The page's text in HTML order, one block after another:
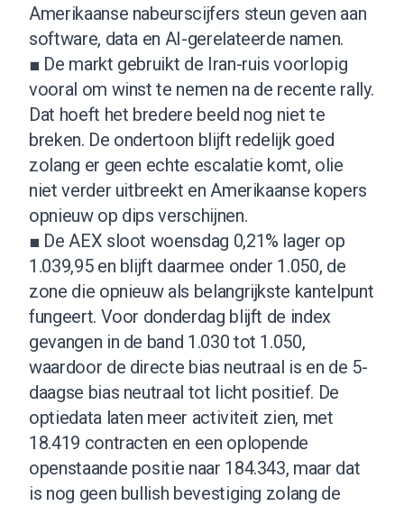
Amerikaanse nabeurscijfers steun geven aan
software, data en AI-gerelateerde namen.
■ De markt gebruikt de Iran-ruis voorlopig
vooral om winst te nemen na de recente rally.
Dat hoeft het bredere beeld nog niet te
breken. De ondertoon blijft redelijk goed
zolang er geen echte escalatie komt, olie
niet verder uitbreekt en Amerikaanse kopers
opnieuw op dips verschijnen.
■ De AEX sloot woensdag 0,21% lager op
1.039,95 en blijft daarmee onder 1.050, de
zone die opnieuw als belangrijkste kantelpunt
fungeert. Voor donderdag blijft de index
gevangen in de band 1.030 tot 1.050,
waardoor de directe bias neutraal is en de 5-
daagse bias neutraal tot licht positief. De
optiedata laten meer activiteit zien, met
18.419 contracten en een oplopende
openstaande positie naar 184.343, maar dat
is nog geen bullish bevestiging zolang de